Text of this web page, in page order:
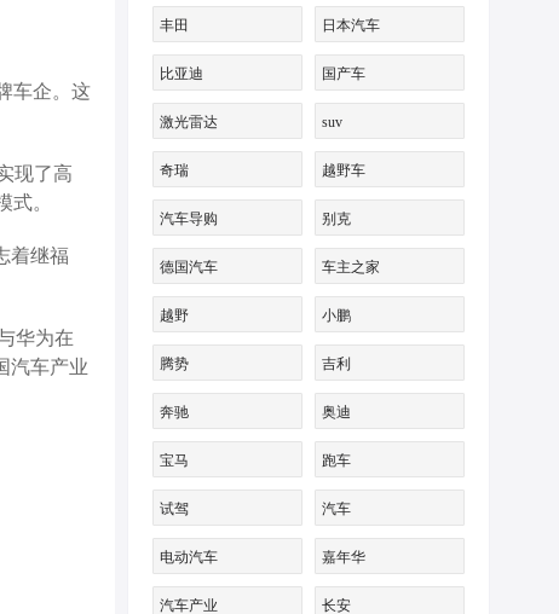
车企。这
现了高
。
着继福
华为在
汽车产业
丰田 日本汽车
比亚迪 国产车
激光雷达 suv
奇瑞 越野车
汽车导购 别克
德国汽车 车主之家
越野 小鹏
腾势 吉利
奔驰 奥迪
宝马 跑车
试驾 汽车
电动汽车 嘉年华
汽车产业 长安